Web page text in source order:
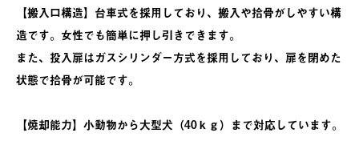
【搬入口構造】台車式を採用しており、搬入や拾骨がしやすい構
造です。女性でも簡単に押し引きできます。
また、投入扉はガスシリンダー方式を採用しており、扉を閉めた
状態で拾骨が可能です。
【焼却能力】小動物から大型犬（40ｋｇ）まで対応しています。